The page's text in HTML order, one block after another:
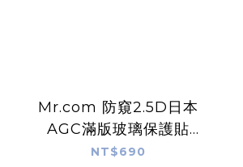
Mr.com 防窺2.5D日本
AGC滿版玻璃保護貼
for iPhone 18
NT$690